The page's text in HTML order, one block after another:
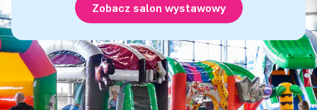
Zobacz salon wystawowy